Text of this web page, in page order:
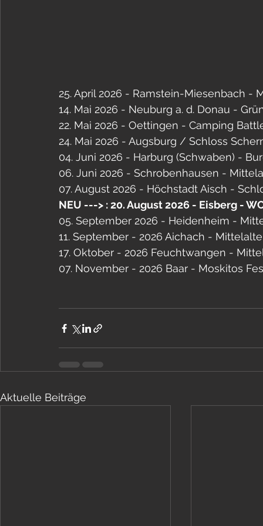
25. April 2026 - Ramstein-Miesenbach -
14. Mai 2026 - Neuburg a. d. Donau -
22. Mai 2026 - Oettingen - Camping
24. Mai 2026 - Augsburg / Schloss
04. Juni 2026 - Harburg (Schwaben) -
06. Juni 2026 - Schrobenhausen -
07. August 2026 - Höchstadt Aisch -
NEU ---> : 20. August 2026 - Eisberg -
05. September 2026 - Heidenheim -
11. September - 2026 Aichach -
17. Oktober - 2026 Feuchtwangen -
07. November - 2026 Baar - Moskitos
Aktuelle Beiträge